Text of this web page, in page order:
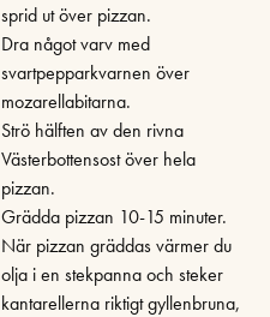
sprid ut över pizzan.
Dra något varv med
svartpepparkvarnen över
mozarellabitarna.
Strö hälften av den rivna
Västerbottensost över hela
pizzan.
Grädda pizzan 10-15 minuter.
När pizzan gräddas värmer du
olja i en stekpanna och steker
kantarellerna riktigt gyllenbruna,